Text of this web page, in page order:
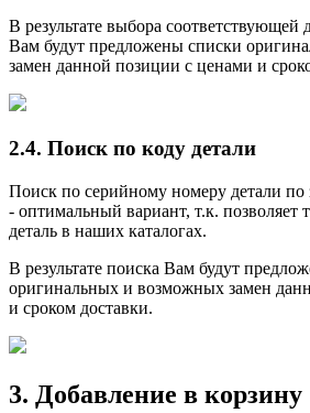
В результате выбора соответствующей
Вам будут предложены списки
замен данной позиции с ценами и
2.4. Поиск по коду детали
Поиск по серийному номеру детали по
- оптимальный вариант, т.к. позволяет
деталь в наших каталогах.
В результате поиска Вам будут
оригинальных и возможных замен
и сроком доставки.
3. Добавление в корзину